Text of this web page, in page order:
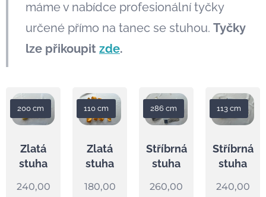
máme v nabídce profesionální tyčky
určené přímo na tanec se stuhou. Tyčky
lze přikoupit zde.
Zlatá
stuha
200 cm
240,00
Zlatá
stuha
110 cm
180,00
Stříbrná
stuha
286 cm
260,00
Stříbrná
stuha
113 cm
240,00